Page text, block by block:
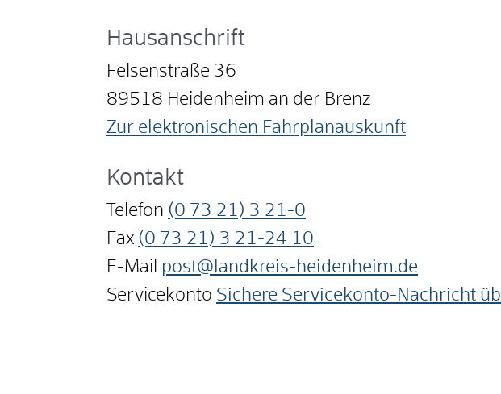
Hausanschrift
Felsenstraße 36
89518 Heidenheim an der Brenz
Zur elektronischen Fahrplanauskunft
Kontakt
Telefon (0 73 21) 3 21-0
Fax (0 73 21) 3 21-24 10
E-Mail post@landkreis-heidenheim.de
Servicekonto Sichere Servicekonto-Nachricht